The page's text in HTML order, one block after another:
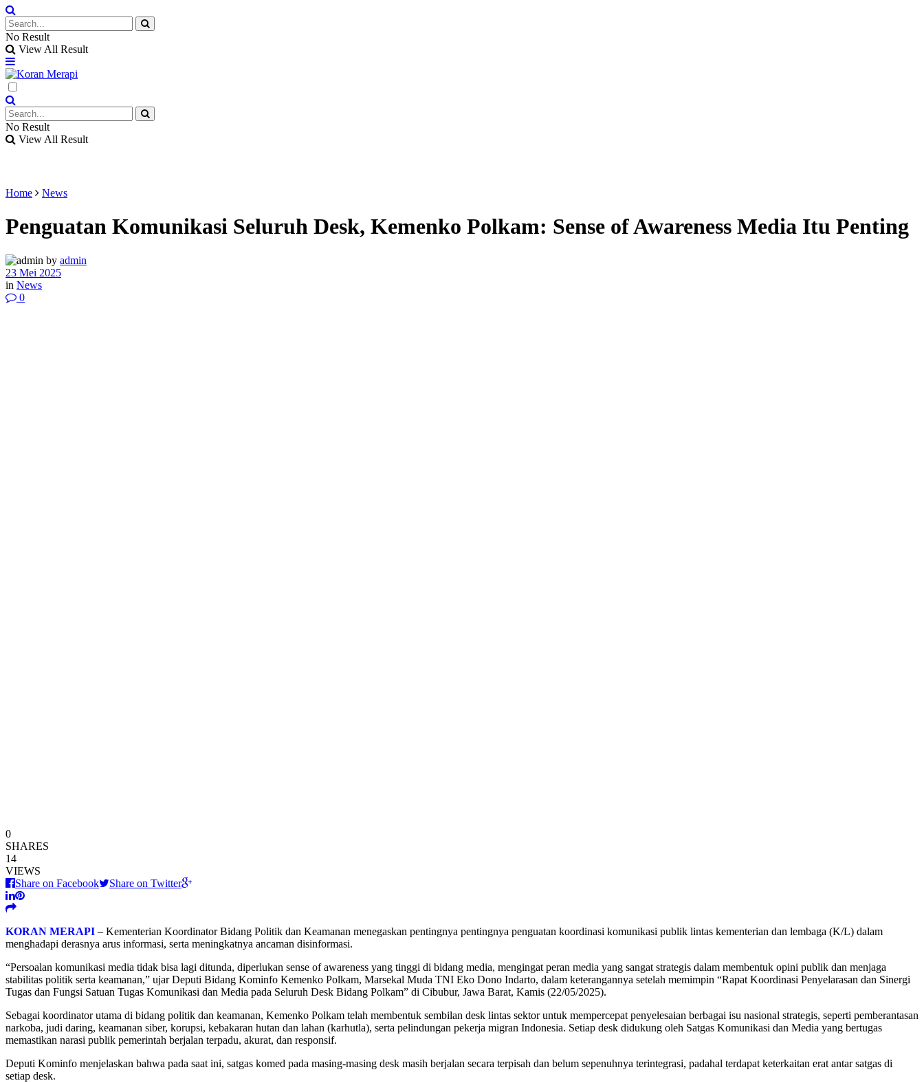
No Result
View All Result
No Result
View All Result
Home News
Penguatan Komunikasi Seluruh Desk, Kemenko Polkam: Sense of Awareness Media Itu Penting
by admin
23 Mei 2025
in News
0
0
SHARES
14
VIEWS
Share on Facebook
Share on Twitter
KORAN MERAPI – Kementerian Koordinator Bidang Politik dan Keamanan menegaskan pentingnya pentingnya penguatan koordinasi komunikasi publik lintas kementerian dan lembaga (K/L) dalam
menghadapi derasnya arus informasi, serta meningkatnya ancaman disinformasi.
“Persoalan komunikasi media tidak bisa lagi ditunda, diperlukan sense of awareness yang tinggi di bidang media, mengingat peran media yang sangat strategis dalam membentuk opini publik dan menjaga
stabilitas politik serta keamanan,” ujar Deputi Bidang Kominfo Kemenko Polkam, Marsekal Muda TNI Eko Dono Indarto, dalam keterangannya setelah memimpin “Rapat Koordinasi Penyelarasan dan Sinergi
Tugas dan Fungsi Satuan Tugas Komunikasi dan Media pada Seluruh Desk Bidang Polkam” di Cibubur, Jawa Barat, Kamis (22/05/2025).
Sebagai koordinator utama di bidang politik dan keamanan, Kemenko Polkam telah membentuk sembilan desk lintas sektor untuk mempercepat penyelesaian berbagai isu nasional strategis, seperti pemberantasan
narkoba, judi daring, keamanan siber, korupsi, kebakaran hutan dan lahan (karhutla), serta pelindungan pekerja migran Indonesia. Setiap desk didukung oleh Satgas Komunikasi dan Media yang bertugas
memastikan narasi publik pemerintah berjalan terpadu, akurat, dan responsif.
Deputi Kominfo menjelaskan bahwa pada saat ini, satgas komed pada masing-masing desk masih berjalan secara terpisah dan belum sepenuhnya terintegrasi, padahal terdapat keterkaitan erat antar satgas di
setiap desk.